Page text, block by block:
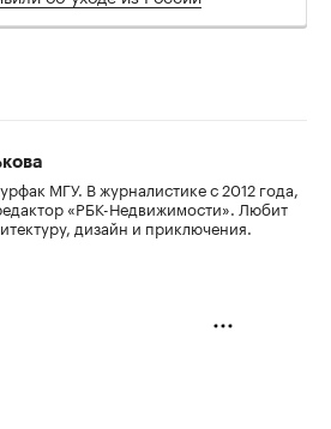
МГУ. В журналистике с 2012 года,
«РБК-Недвижимости». Любит
дизайн и приключения.